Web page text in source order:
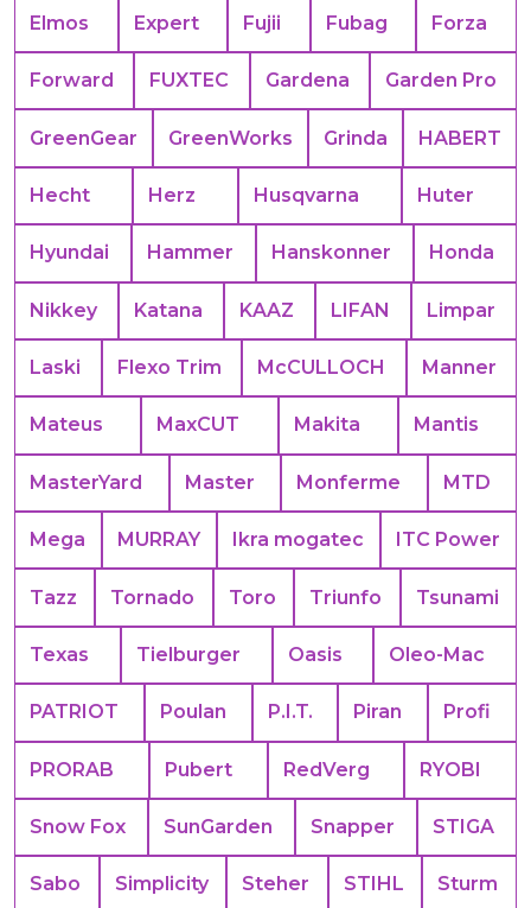
Elmos Expert Fujii Fubag Forza
Forward FUXTEC Gardena Garden Pro
GreenGear GreenWorks Grinda HABERT
Hecht Herz Husqvarna Huter
Hyundai Hammer Hanskonner Honda
Nikkey Katana KAAZ LIFAN Limpar
Laski Flexo Trim McCULLOCH Manner
Mateus MaxCUT Makita Mantis
MasterYard Master Monferme MTD
Mega MURRAY Ikra mogatec ITC Power
Tazz Tornado Toro Triunfo Tsunami
Texas Tielburger Oasis Oleo-Mac
PATRIOT Poulan P.I.T. Piran Profi
PRORAB Pubert RedVerg RYOBI
Snow Fox SunGarden Snapper STIGA
Sabo Simplicity Steher STIHL Sturm